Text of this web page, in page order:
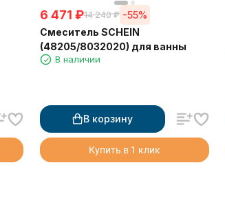
6 471 ₽14 240 ₽ -55%
Смеситель SCHEIN
(48205/8032020) для ванны
В наличии
В корзину
Купить в 1 клик